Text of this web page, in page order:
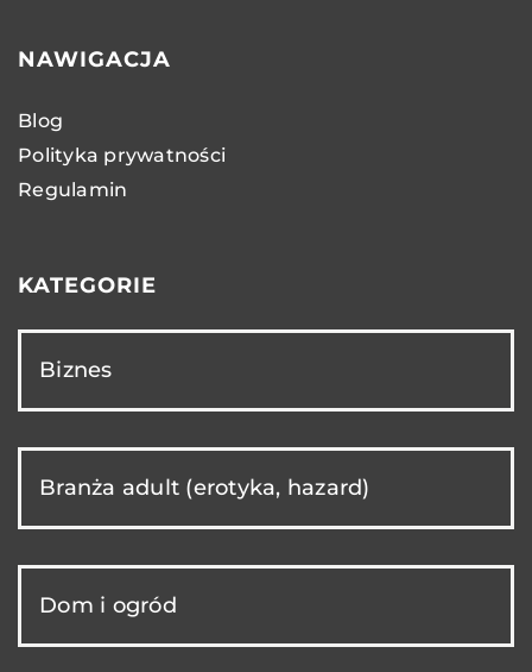
NAWIGACJA
Blog
Polityka prywatności
Regulamin
KATEGORIE
Biznes
Branża adult (erotyka, hazard)
Dom i ogród